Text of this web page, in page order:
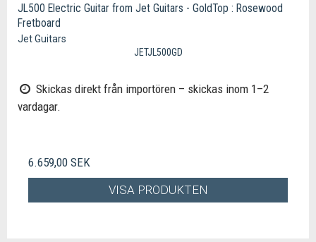
JL500 Electric Guitar from Jet Guitars - GoldTop : Rosewood
Fretboard
Jet Guitars
JETJL500GD
Skickas direkt från importören – skickas inom 1–2
vardagar.
6.659,00 SEK
VISA PRODUKTEN